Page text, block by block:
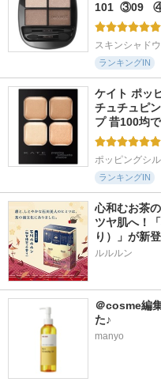
101  ③09
スキンシャド
ランキングIN
ケイト ポッ
チュチュピ
プ 昔100均
ポッピングシ
ランキングIN
心和むお茶
ツヤ肌へ！
り）」が新
＠cosme編
た♪
manyo